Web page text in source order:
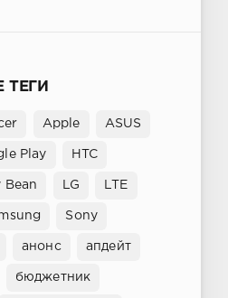
ТЕГИ
Apple ASUS
Play HTC
Bean LG LTE
Sony
анонс апдейт
бюджетник